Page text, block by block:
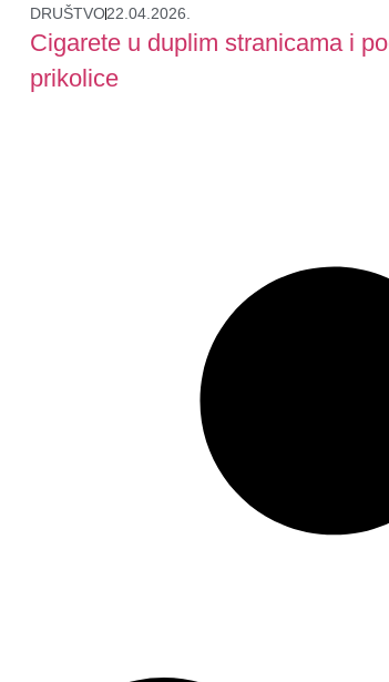
DRUŠTVO22.04.2026.
Cigarete u duplim stranicama i
prikolice